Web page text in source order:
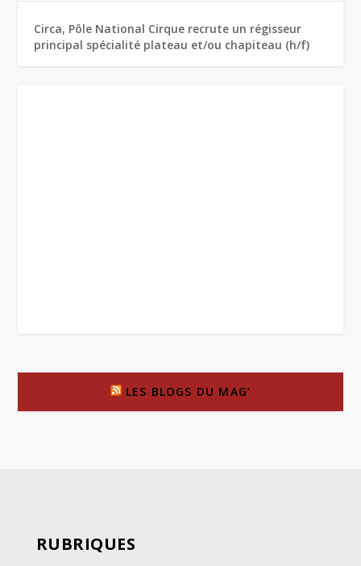
Circa, Pôle National Cirque recrute un régisseur
principal spécialité plateau et/ou chapiteau (h/f)
LES BLOGS DU MAG’
RUBRIQUES